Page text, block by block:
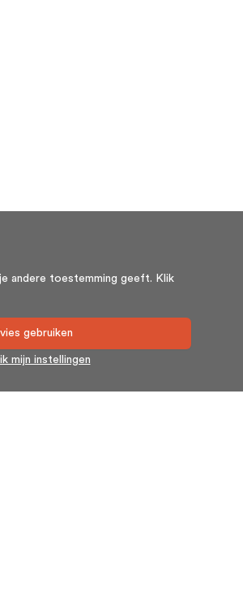
andere toestemming geeft. Klik
gebruiken
mijn instellingen